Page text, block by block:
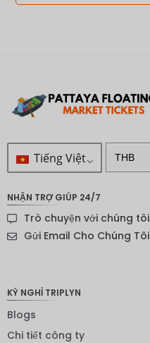
Tiếng Việt THB
Đô la
New
NHẬN TRỢ GIÚP 24/7
Trò chuyện với chúng tôi
Gửi Email Cho Chúng Tôi
KỲ NGHỈ TRIPLYN
Blogs
Chi tiết công ty